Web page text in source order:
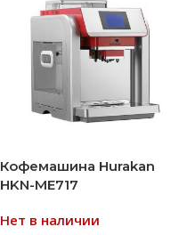
Кофемашина Hurakan
HKN-ME717
Нет в наличии